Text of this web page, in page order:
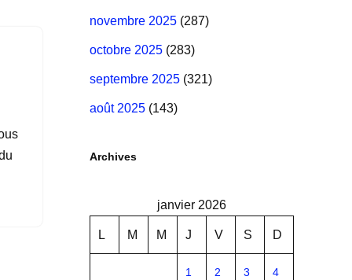
novembre 2025(287)
octobre 2025(283)
septembre 2025(321)
août 2025(143)
Archives
janvier 2026
L M M J V S D
1 2 3 4